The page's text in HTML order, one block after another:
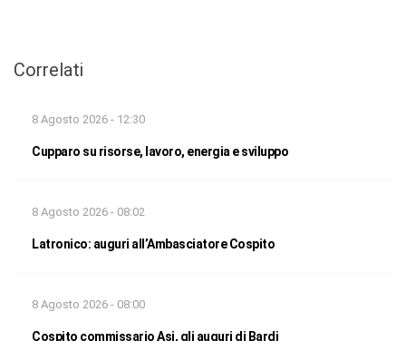
Correlati
8 Agosto 2026 - 12:30
Cupparo su risorse, lavoro, energia e sviluppo
8 Agosto 2026 - 08:02
Latronico: auguri all’Ambasciatore Cospito
8 Agosto 2026 - 08:00
Cospito commissario Asi, gli auguri di Bardi